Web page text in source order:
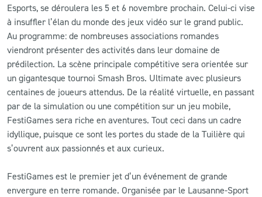
LS ACADEMY CAMPS
MATCH DES CELEBRITES
PRESSE ET MEDIAS
Esports, se déroulera les 5 et 6 novembre prochain. Celui-ci vise
à insuffler l’élan du monde des jeux vidéo sur le grand public.
Au programme: de nombreuses associations romandes
viendront présenter des activités dans leur domaine de
prédilection. La scène principale compétitive sera orientée sur
un gigantesque tournoi Smash Bros. Ultimate avec plusieurs
centaines de joueurs attendus. De la réalité virtuelle, en passant
par de la simulation ou une compétition sur un jeu mobile,
FestiGames sera riche en aventures. Tout ceci dans un cadre
idyllique, puisque ce sont les portes du stade de la Tuilière qui
s’ouvrent aux passionnés et aux curieux.
FestiGames est le premier jet d’un événement de grande
envergure en terre romande. Organisée par le Lausanne-Sport